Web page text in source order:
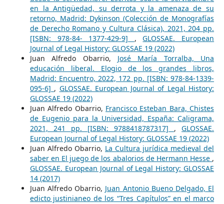
en la Antigüedad, su derrota y la amenaza de su
retorno, Madrid: Dykinson (Colección de Monografías
de Derecho Romano y Cultura Clásica), 2021, 204 pp.
[ISBN: 978-84- 1377-429-9] ,GLOSSAE. European
Journal of Legal History: GLOSSAE 19 (2022)
Juan Alfredo Obarrio, José María Torralba, Una
educación liberal. Elogio de los grandes libros,
Madrid: Encuentro, 2022, 172 pp. [ISBN: 978-84-1339-
095-6] , GLOSSAE. European Journal of Legal History:
GLOSSAE 19 (2022)
Juan Alfredo Obarrio, Francisco Esteban Bara, Chistes
de Eugenio para la Universidad, España: Caligrama,
2021, 241 pp. [ISBN: 9788418787317] ,GLOSSAE.
European Journal of Legal History: GLOSSAE 19 (2022)
Juan Alfredo Obarrio, La Cultura jurídica medieval del
saber en El juego de los abalorios de Hermann Hesse ,
GLOSSAE. European Journal of Legal History: GLOSSAE
14 (2017)
Juan Alfredo Obarrio, Juan Antonio Bueno Delgado, El
edicto justinianeo de los “Tres Capítulos” en el marco